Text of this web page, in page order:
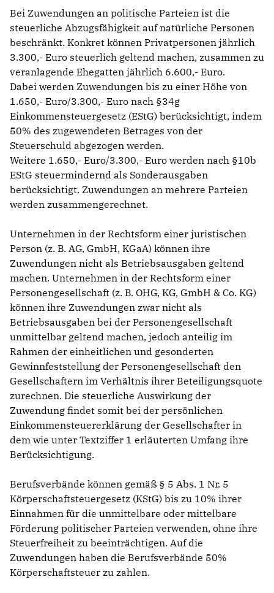
Bei Zuwendungen an politische Parteien ist die
steuerliche Abzugsfähigkeit auf natürliche Personen
beschränkt. Konkret können Privatpersonen jährlich
3.300,- Euro steuerlich geltend machen, zusammen zu
veranlagende Ehegatten jährlich 6.600,- Euro.
Dabei werden Zuwendungen bis zu einer Höhe von
1.650,- Euro/3.300,- Euro nach §34g
Einkommensteuergesetz (EStG) berücksichtigt, indem
50% des zugewendeten Betrages von der
Steuerschuld abgezogen werden.
Weitere 1.650,- Euro/3.300,- Euro werden nach §10b
EStG steuermindernd als Sonderausgaben
berücksichtigt. Zuwendungen an mehrere Parteien
werden zusammengerechnet.
Unternehmen in der Rechtsform einer juristischen
Person (z. B. AG, GmbH, KGaA) können ihre
Zuwendungen nicht als Betriebsausgaben geltend
machen. Unternehmen in der Rechtsform einer
Personengesellschaft (z. B. OHG, KG, GmbH & Co. KG)
können ihre Zuwendungen zwar nicht als
Betriebsausgaben bei der Personengesellschaft
unmittelbar geltend machen, jedoch anteilig im
Rahmen der einheitlichen und gesonderten
Gewinnfeststellung der Personengesellschaft den
Gesellschaftern im Verhältnis ihrer Beteiligungsquote
zurechnen. Die steuerliche Auswirkung der
Zuwendung findet somit bei der persönlichen
Einkommensteuererklärung der Gesellschafter in
dem wie unter Textziffer 1 erläuterten Umfang ihre
Berücksichtigung.
Berufsverbände können gemäß § 5 Abs. 1 Nr. 5
Körperschaftsteuergesetz (KStG) bis zu 10% ihrer
Einnahmen für die unmittelbare oder mittelbare
Förderung politischer Parteien verwenden, ohne ihre
Steuerfreiheit zu beeinträchtigen. Auf die
Zuwendungen haben die Berufsverbände 50%
Körperschaftsteuer zu zahlen.